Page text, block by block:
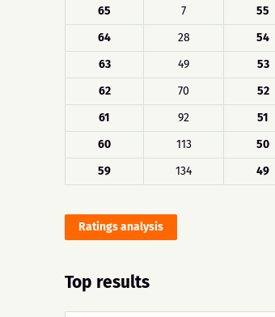
65
7 55
64
28 54
63
49 53
62
70 52
61
92 51
60
113 50
59
134 49
Ratings analysis
Top results